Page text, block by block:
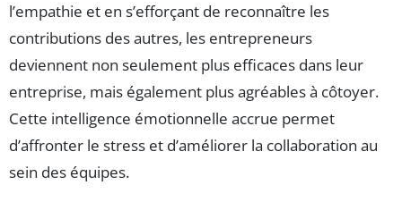
l’empathie et en s’efforçant de reconnaître les
contributions des autres, les entrepreneurs
deviennent non seulement plus efficaces dans leur
entreprise, mais également plus agréables à côtoyer.
Cette intelligence émotionnelle accrue permet
d’affronter le stress et d’améliorer la collaboration au
sein des équipes.